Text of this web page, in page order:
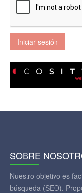
Iniciar sesión
SOBRE
Nuestro objetivo es
búsqueda (SEO).